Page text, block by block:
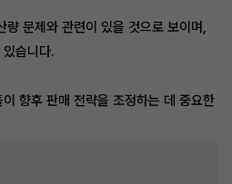
량 문제와 관련이 있을 것으로 보이며,
습니다.
향후 판매 전략을 조정하는 데 중요한